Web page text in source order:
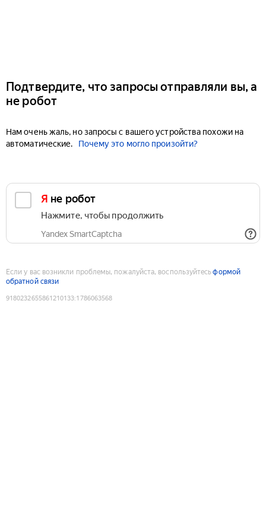
Подтвердите, что запросы отправляли вы, а
не робот
Нам очень жаль, но запросы с вашего устройства похожи на
автоматические.
Почему это могло произойти?
Я не робот
Нажмите, чтобы продолжить
Yandex SmartCaptcha
Если у вас возникли проблемы, пожалуйста, воспользуйтесьформой
обратной связи
9180232655861210133:1786063568